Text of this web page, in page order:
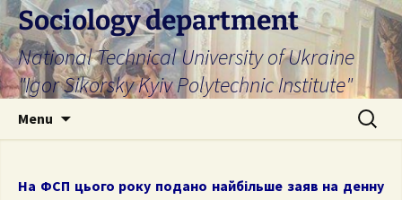
Skip
to
content
Sociology department
National Technical University of Ukraine
"Igor Sikorsky Kyiv Polytechnic Institute"
Menu
Search
for:
На ФСП цього року подано найбільше заяв на денну